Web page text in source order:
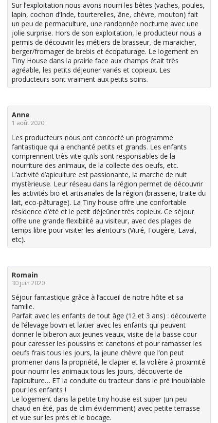
Sur l’exploitation nous avons nourri les bêtes (vaches, poules,
lapin, cochon d’Inde, tourterelles, âne, chèvre, mouton) fait
un peu de permaculture, une randonnée nocturne avec une
jolie surprise. Hors de son exploitation, le producteur nous a
permis de découvrir les métiers de brasseur, de maraicher,
berger/fromager de brebis et écopaturage. Le logement en
Tiny House dans la prairie face aux champs était très
agréable, les petits déjeuner variés et copieux. Les
producteurs sont vraiment aux petits soins.
Anne
1 août 2020
Les producteurs nous ont concocté un programme
fantastique qui a enchanté petits et grands. Les enfants
comprennent très vite qu’ils sont responsables de la
nourriture des animaux, de la collecte des oeufs, etc.
L’activité d’apiculture est passionante, la marche de nuit
mystèrieuse. Leur réseau dans la région permet de découvrir
les activités bio et artisanales de la région (brasserie, traite du
lait, eco-pâturage). La Tiny house offre une confortable
résidence d’été et le petit déjeûner très copieux. Ce séjour
offre une grande flexibilité au visiteur, avec des plages de
temps libre pour visiter les alentours (Vitré, Fougère, Laval,
etc).
Romain
30 juin 2020
Séjour fantastique grâce à l’accueil de notre hôte et sa
famille.
Parfait avec les enfants de tout âge (12 et 3 ans) : découverte
de l’élevage bovin et laitier avec les enfants qui peuvent
donner le biberon aux jeunes veaux, visite de la basse cour
pour caresser les poussins et canetons et pour ramasser les
oeufs frais tous les jours, la jeune chèvre que l’on peut
promener dans la propriété, le clapier et la volière à proximité
pour nourrir les animaux tous les jours, découverte de
l’apiculture… ET la conduite du tracteur dans le pré inoubliable
pour les enfants !
Le logement dans la petite tiny house est super (un peu
chaud en été, pas de clim évidemment) avec petite terrasse
et vue sur les prés et le bocage.